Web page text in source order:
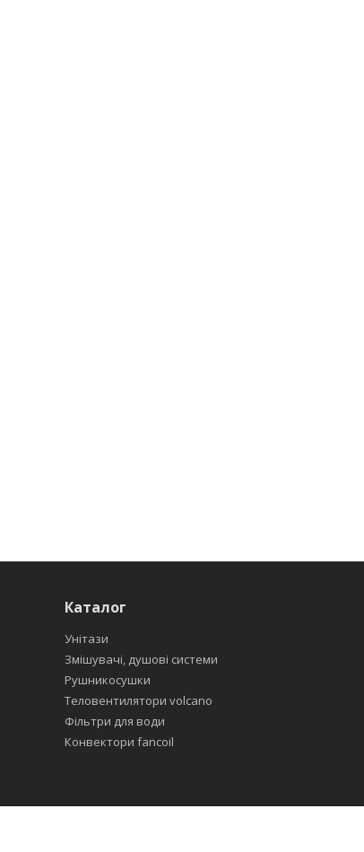
Каталог
Унітази
Змішувачі, душові системи
Рушникосушки
Теловентилятори volcano
Фільтри для води
Конвектори fancoil